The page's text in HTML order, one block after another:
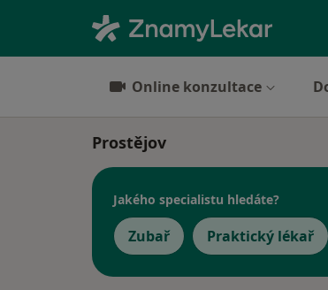
Online konzultace
Prostějov
Jakého specialistu hledáte?
Zubař Praktický lékař